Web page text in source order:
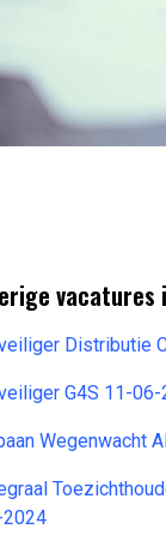
vacatures
Distributie
G4S 11-
Wegenwacht